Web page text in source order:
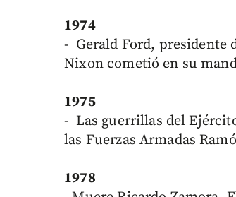
1974
- Gerald Ford, presidente
Nixon cometió en su
1975
- Las guerrillas del
las Fuerzas Armadas
1978